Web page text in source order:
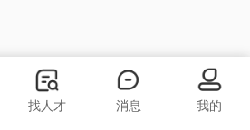
找人才 消息 我的